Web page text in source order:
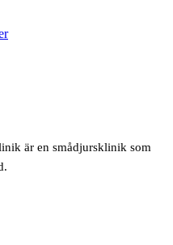
är en smådjursklinik som